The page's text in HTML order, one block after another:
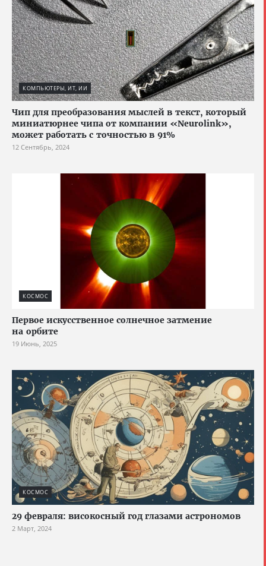
КОМПЬЮТЕРЫ, ИТ, ИИ
Чип для преобразования мыслей в текст, который
миниатюрнее чипа от компании «Neurolink»,
может работать с точностью в 91%
12 Сентябрь, 2024
КОСМОС
Первое искусственное солнечное затмение
на орбите
19 Июнь, 2025
КОСМОС
29 февраля: високосный год глазами астрономов
2 Март, 2024